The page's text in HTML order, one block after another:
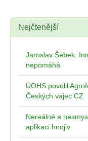
Nejčtenější
Jaroslav Šebek:
nepomáhá
ÚOHS povolil
Českých vajec CZ
Nereálné a
aplikaci hnojiv